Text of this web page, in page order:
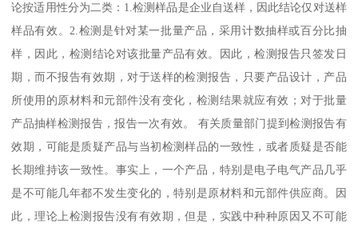
论按适用性分为二类：1.检测样品是企业自送样，因此结论仅对送样
样品有效。2.检测是针对某一批量产品，采用计数抽样或百分比抽
样，因此，检测结论对该批量产品有效。因此，检测报告只签发日
期，而不报告有效期，对于送样的检测报告，只要产品设计，产品
所使用的原材料和元部件没有变化，检测结果就应有效；对于批量
产品抽样检测报告，报告一次有效。 有关质量部门提到检测报告有
效期，可能是质疑产品与当初检测样品的一致性，或者质疑是否能
长期维持该一致性。事实上，一个产品，特别是电子电气产品几乎
是不可能几年都不发生变化的，特别是原材料和元部件供应商。因
此，理论上检测报告没有有效期，但是，实践中种种原因又不可能